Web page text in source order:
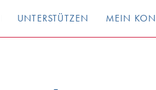
UNTERSTÜTZEN MEIN